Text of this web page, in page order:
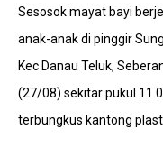
Sesosok mayat bayi
anak-anak di pinggir
Kec Danau Teluk,
(27/08) sekitar pukul
terbungkus kantong